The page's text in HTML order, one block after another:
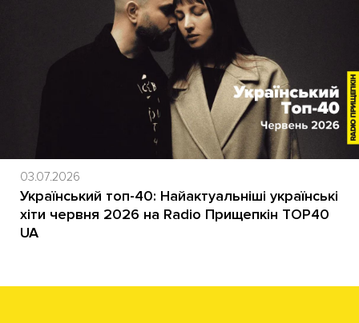
03.07.2026
Український топ-40: Найактуальніші українські
хіти червня 2026 на Radio Прищепкін TOP40
UA